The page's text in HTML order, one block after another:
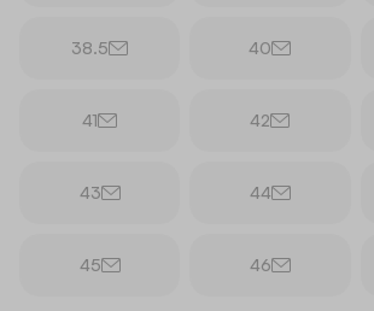
38.5 40
41 42
43 44
45 46